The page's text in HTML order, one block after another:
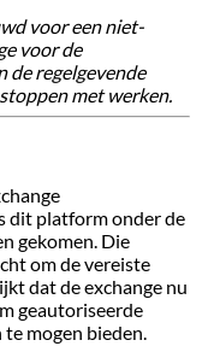
voor een niet-
voor de
de regelgevende
met werken.
dit platform onder de
gekomen. Die
om de vereiste
dat de exchange nu
geautoriseerde
mogen bieden.